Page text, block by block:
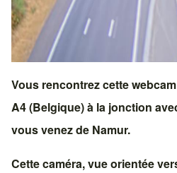
Vous rencontrez cette
A4 (Belgique)à la jonction
vous venez de Namur.
Cette caméra, vue orientée